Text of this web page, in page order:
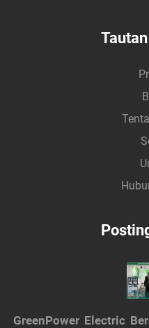
GreenPower Electric